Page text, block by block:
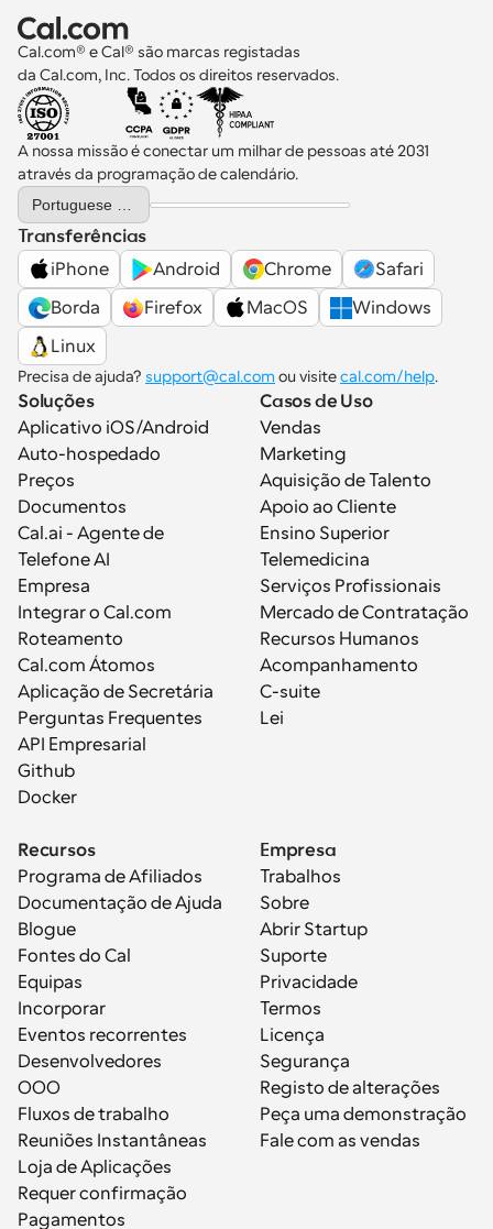
Cal.com® e Cal® são marcas registadas
da Cal.com, Inc. Todos os direitos reservados.
A nossa missão é conectar um milhar de pessoas até 2031
através da programação de calendário.
Select Language
Transferências
iPhone
Android Chrome
Safari
Borda
Firefox MacOS
Windows
Linux
Precisa de ajuda? support@cal.com ou visite cal.com/help.
Soluções
Aplicativo iOS/Android
Auto-hospedado
Preços
Documentos
Cal.ai - Agente de
Telefone AI
Empresa
Integrar o Cal.com
Roteamento
Cal.com Átomos
Aplicação de Secretária
Perguntas Frequentes
API Empresarial
Github
Docker
Casos de Uso
Vendas
Marketing
Aquisição de Talento
Apoio ao Cliente
Ensino Superior
Telemedicina
Serviços Profissionais
Mercado de Contratação
Recursos Humanos
Acompanhamento
C-suite
Lei
Recursos
Programa de Afiliados
Documentação de Ajuda
Blogue
Fontes do Cal
Equipas
Incorporar
Eventos recorrentes
Desenvolvedores
OOO
Fluxos de trabalho
Reuniões Instantâneas
Loja de Aplicações
Requer confirmação
Pagamentos
Empresa
Trabalhos
Sobre
Abrir Startup
Suporte
Privacidade
Termos
Licença
Segurança
Registo de alterações
Peça uma demonstração
Fale com as vendas